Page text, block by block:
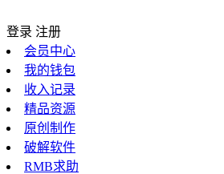
登录 注册
会员中心
我的钱包
收入记录
精品资源
原创制作
破解软件
RMB求助